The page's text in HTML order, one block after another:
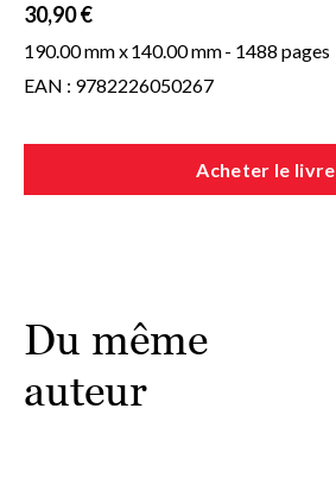
30,90 €
190.00 mm x140.00 mm- 1488 pages
EAN : 9782226050267
Acheter le livre
Du même
auteur